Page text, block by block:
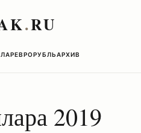
.RU
ЕВРОРУБЛЬАРХИВ
2019